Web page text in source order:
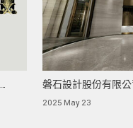
磐石設計股份有限公
榮獲白金獎！
2025 May 23